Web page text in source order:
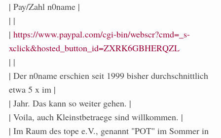
| Pay/Zahl n0name |
| |
| https://www.paypal.com/cgi-bin/webscr?cmd=_s-
xclick&hosted_button_id=ZXRK6GBHERQZL
| |
| Der n0name erschien seit 1999 bisher durchschnittlich
etwa 5 x im |
| Jahr. Das kann so weiter gehen. |
| Voila, auch Kleinstbetraege sind willkommen. |
| Im Raum des tope e.V., genannt "POT" im Sommer in